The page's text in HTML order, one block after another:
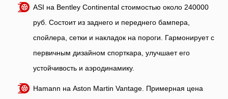
ASI на Bentley Continental стоимостью около 240000
руб. Состоит из заднего и переднего бампера,
спойлера, сетки и накладок на пороги. Гармонирует с
первичным дизайном спорткара, улучшает его
устойчивость и аэродинамику.
Hamann на Aston Martin Vantage. Примерная цена